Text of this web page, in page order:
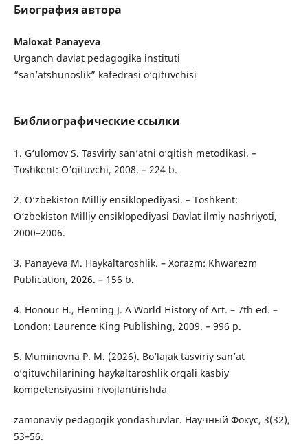
Биография автора
Maloxat Panayeva
Urganch davlat pedagogika instituti
“san’atshunoslik” kafedrasi o‘qituvchisi
Библиографические ссылки
1. G‘ulomov S. Tasviriy san’atni o‘qitish metodikasi. –
Toshkent: O‘qituvchi, 2008. – 224 b.
2. O‘zbekiston Milliy ensiklopediyasi. – Toshkent:
O‘zbekiston Milliy ensiklopediyasi Davlat ilmiy nashriyoti,
2000–2006.
3. Panayeva M. Haykaltaroshlik. – Xorazm: Khwarezm
Publication, 2026. – 156 b.
4. Honour H., Fleming J. A World History of Art. – 7th ed. –
London: Laurence King Publishing, 2009. – 996 p.
5. Muminovna P. M. (2026). Bo‘lajak tasviriy san’at
o‘qituvchilarining haykaltaroshlik orqali kasbiy
kompetensiyasini rivojlantirishda
zamonaviy pedagogik yondashuvlar. Научный Фокус, 3(32),
53–56.